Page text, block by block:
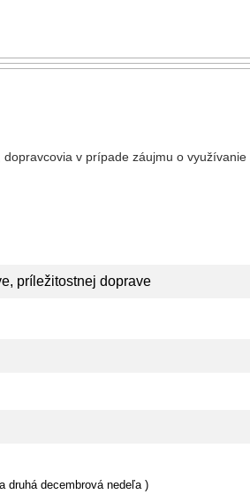
v prípade záujmu o
príležitostnej doprave
druhá decembrová nedeľa )